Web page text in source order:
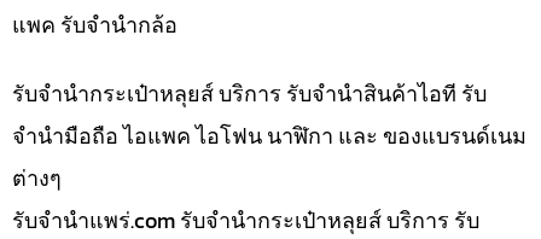
แพค รับจำนำกล้อ
รับจำนำกระเป๋าหลุยส์ บริการ รับจำนำสินค้าไอที รับ
จำนำมือถือ ไอแพค ไอโฟน นาฬิกา และ ของแบรนด์เนม
ต่างๆ
รับจํานําแพร่.com รับจำนำกระเป๋าหลุยส์ บริการ รับ